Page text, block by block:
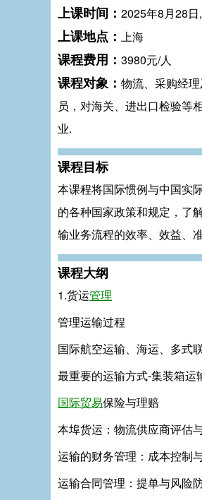
上课时间： 2025年8月28
上课地点： 上海
课程费用： 3980元/人
课程对象： 物流、采购经
员，对海关、进出口检验等
业.
课程目标
本课程将国际惯例与中国实
的各种国家政策和规定，了
输业务流程的效率、效益、
课程大纲
1.货运管理
管理运输过程
国际航空运输、海运、多式
最重要的运输方式-集装箱运
国际贸易保险与理赔
本埠货运：物流供应商评估
运输的财务管理：成本控制
运输合同管理：提单与风险